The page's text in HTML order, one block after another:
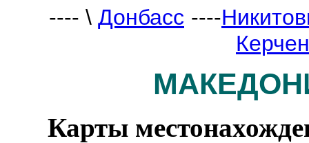
---- \ Донбасс ----
Карты